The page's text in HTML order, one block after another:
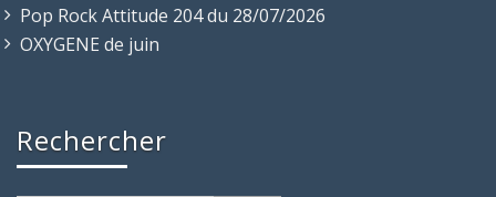
Pop Rock Attitude 204 du 28/07/2026
OXYGENE de juin
Rechercher